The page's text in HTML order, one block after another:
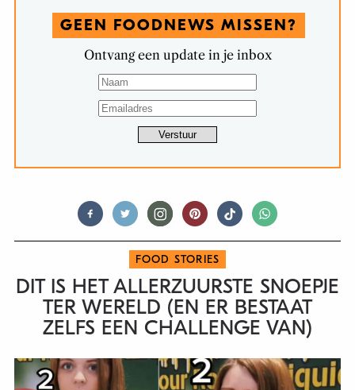
GEEN FOODNEWS MISSEN?
Ontvang een update in je inbox
FOOD STORIES
DIT IS HET ALLERZUURSTE SNOEPJE
TER WERELD (EN ER BESTAAT
ZELFS EEN CHALLENGE VAN)